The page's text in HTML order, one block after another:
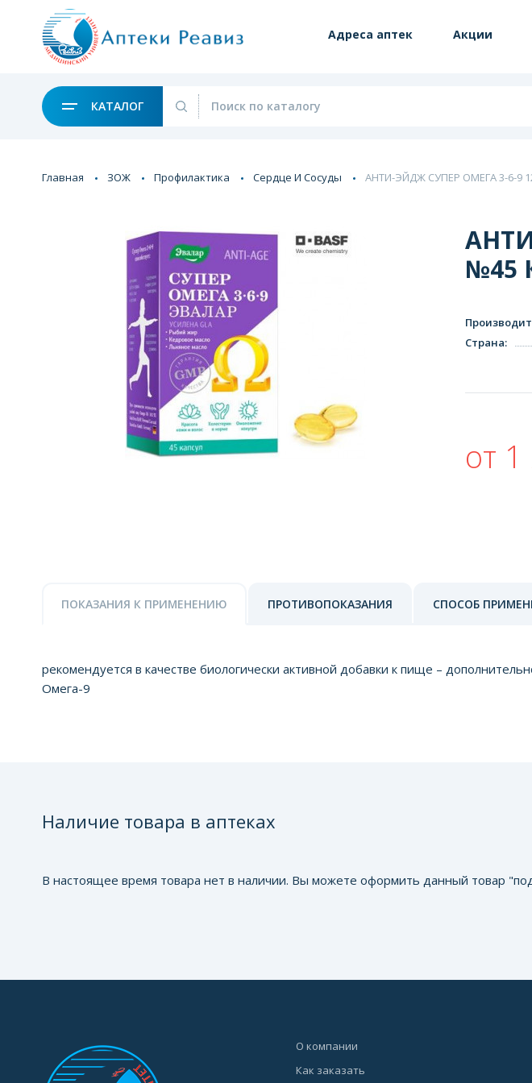
Адреса аптек Акции
КАТАЛОГ
Главная ЗОЖ Профилактика Сердце И Сосуды АНТИ-ЭЙДЖ СУПЕР ОМЕГА 3-6-9
№45
Страна:
от
ПОКАЗАНИЯ К ПРИМЕНЕНИЮ ПРОТИВОПОКАЗАНИЯ СПОСОБ
рекомендуется в качестве биологически активной добавки к пище –
Омега-9
Наличие товара в аптеках
В настоящее время товара нет в наличии. Вы можете оформить данный товар
О компании
Как заказать